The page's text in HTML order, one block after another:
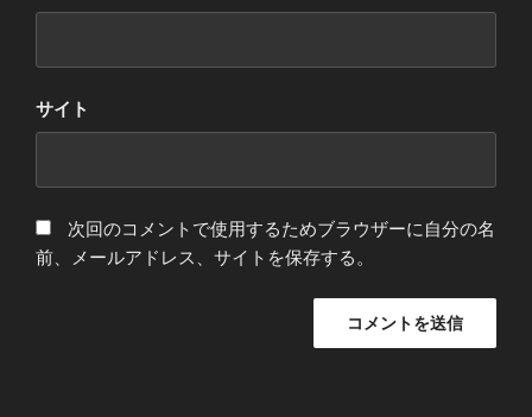
サイト
次回のコメントで使用するためブラウザーに自分の名
前、メールアドレス、サイトを保存する。